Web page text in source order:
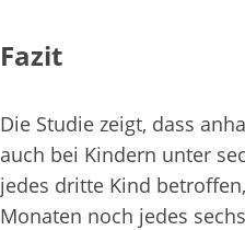
Fazit
Die Studie zeigt, dass
auch bei Kindern unter
jedes dritte Kind
Monaten noch jedes